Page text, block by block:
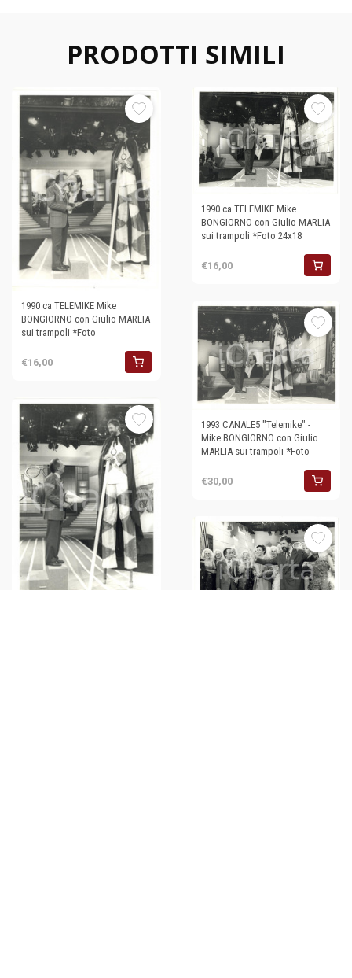
PRODOTTI SIMILI
1990 ca TELEMIKE Mike
BONGIORNO con Giulio MARLIA
sui trampoli *Foto
€16,00
1990 ca TELEMIKE Mike
BONGIORNO con Giulio MARLIA
sui trampoli *Foto 24x18
€16,00
1993 CANALE5 "Telemike" -
Mike BONGIORNO con Giulio
MARLIA sui trampoli *Foto
€30,00